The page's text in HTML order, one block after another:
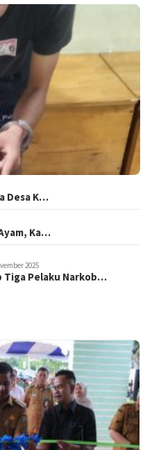
Desa K…
Ka…
2025
Tiga Pelaku Narkob…